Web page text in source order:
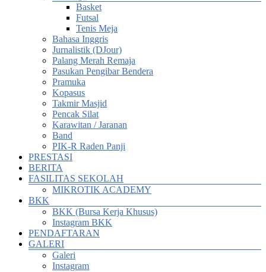
Basket
Futsal
Tenis Meja
Bahasa Inggris
Jurnalistik (DJour)
Palang Merah Remaja
Pasukan Pengibar Bendera
Pramuka
Kopasus
Takmir Masjid
Pencak Silat
Karawitan / Jaranan
Band
PIK-R Raden Panji
PRESTASI
BERITA
FASILITAS SEKOLAH
MIKROTIK ACADEMY
BKK
BKK (Bursa Kerja Khusus)
Instagram BKK
PENDAFTARAN
GALERI
Galeri
Instagram